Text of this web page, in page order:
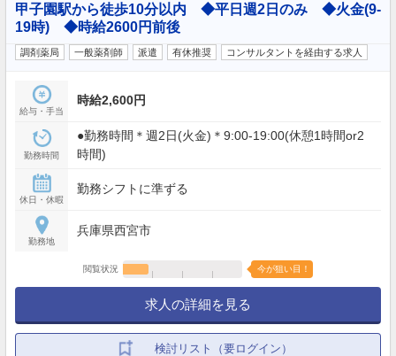
甲子園駅から徒歩10分以内 ◆平日週2日のみ ◆火金(9-
19時) ◆時給2600円前後
調剤薬局 一般薬剤師 派遣 有休推奨 コンサルタントを経由する求人
給与・手当
時給2,600円
勤務時間
●勤務時間＊週2日(火金)＊9:00-19:00(休憩1時間or2
時間)
休日・休暇
勤務シフトに準ずる
勤務地
兵庫県西宮市
閲覧状況 今が狙い目！
求人の詳細を見る
検討リスト（要ログイン）